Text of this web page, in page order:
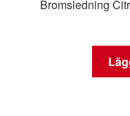
Bromsledning